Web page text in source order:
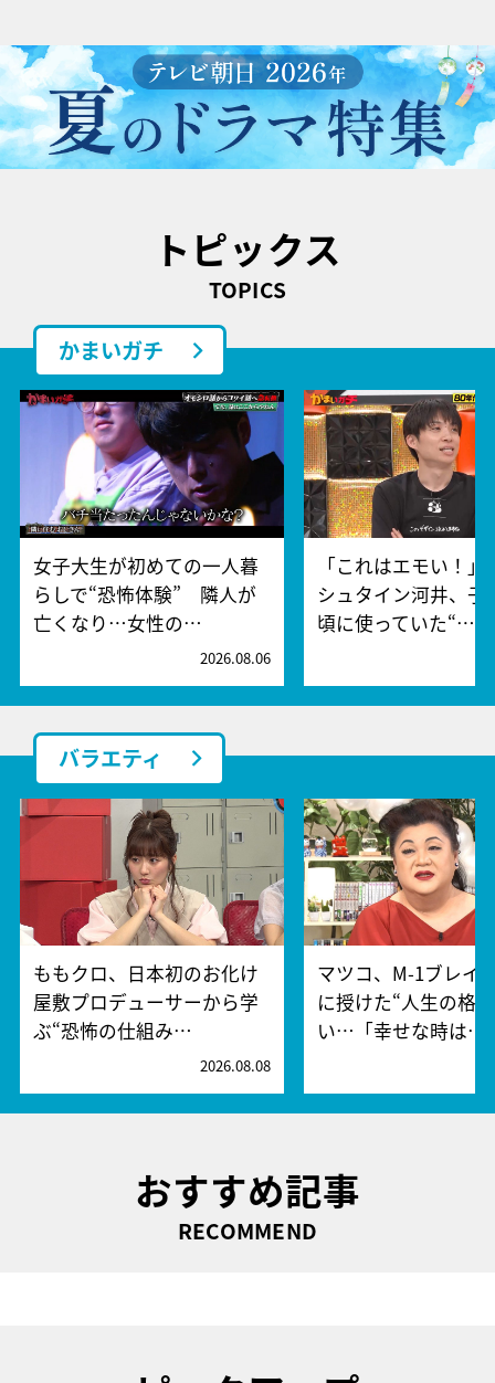
トピックス
TOPICS
かまいガチ
女子大生が初めての一人暮
らしで“恐怖体験” 隣人が
亡くなり…女性の…
2026.08.06
「これはエモい！」
シュタイン河井、子
頃に使っていた“…
バラエティ
ももクロ、日本初のお化け
屋敷プロデューサーから学
ぶ“恐怖の仕組み…
2026.08.08
マツコ、M-1ブレイ
に授けた“人生の格
い…「幸せな時は…
おすすめ記事
RECOMMEND